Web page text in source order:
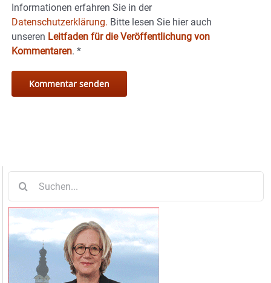
Informationen erfahren Sie in der
Datenschutzerklärung. Bitte lesen Sie hier auch
unseren Leitfaden für die Veröffentlichung von
Kommentaren. *
nach: